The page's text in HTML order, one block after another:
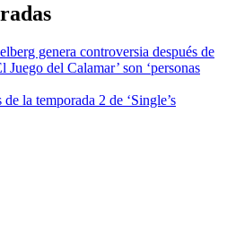
genera controversia después de
Juego del Calamar’ son ‘personas
la temporada 2 de ‘Single’s